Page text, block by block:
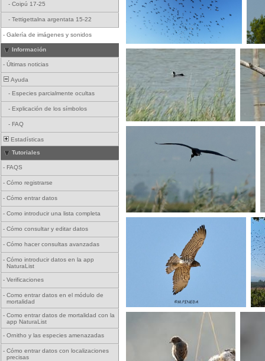
- Coipú 17-25
- Tettigettalna argentata 15-22
- Galería de imágenes y sonidos
Información
- Últimas noticias
Ayuda
- Especies parcialmente ocultas
- Explicación de los símbolos
- FAQ
Estadísticas
Tutoriales
- FAQS
- Cómo registrarse
- Cómo entrar datos
- Como introducir una lista completa
- Cómo consultar y editar datos
- Cómo hacer consultas avanzadas
- Cómo introducir datos en la app
NaturaList
- Verificaciones
- Como entrar datos en el módulo de
mortalidad
- Como entrar datos de mortalidad con la
app NaturaList
- Ornitho y las especies amenazadas
- Cómo entrar datos con localizaciones
precisas